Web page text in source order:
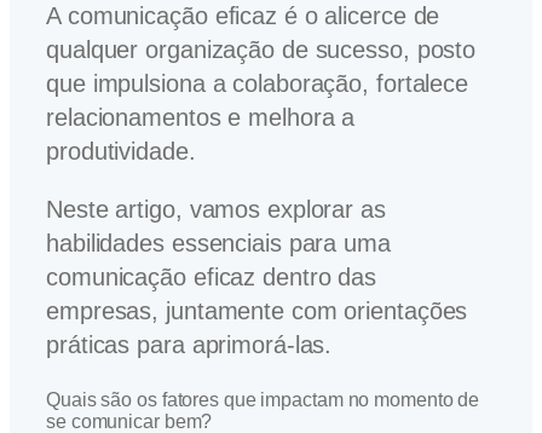
A comunicação eficaz é o alicerce de
qualquer organização de sucesso, posto
que impulsiona a colaboração, fortalece
relacionamentos e melhora a
produtividade.
Neste artigo, vamos explorar as
habilidades essenciais para uma
comunicação eficaz dentro das
empresas, juntamente com orientações
práticas para aprimorá-las.
Quais são os fatores que impactam no momento de
se comunicar bem?